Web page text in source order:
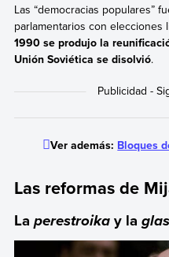
Las “democracias populares”
parlamentarios con
1990 se produjo la
Unión Soviética se disolvió.
Ver además: Bloques
Las reformas de
La perestroikay la